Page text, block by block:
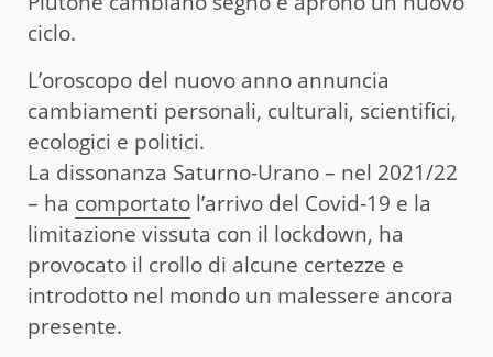
ciclo.
L’oroscopo del nuovo anno annuncia
cambiamenti personali, culturali, scientifici,
ecologici e politici.
La dissonanza Saturno-Urano – nel 2021/22
– ha comportato l’arrivo del Covid-19 e la
limitazione vissuta con il lockdown, ha
provocato il crollo di alcune certezze e
introdotto nel mondo un malessere ancora
presente.